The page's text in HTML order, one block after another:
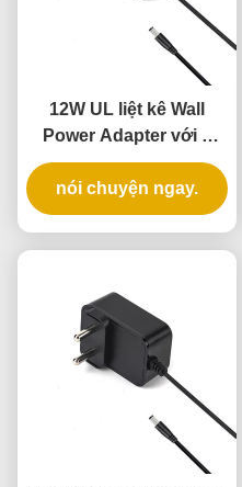
12W UL liệt kê Wall
Power Adapter với 3
năm bảo hành và
nguồn cung cấp điện
AC DC
nói chuyện ngay.